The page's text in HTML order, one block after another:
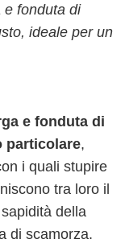
e fonduta di
ideale per un
e fonduta di
particolare,
i quali stupire
tra loro il
della
di scamorza.